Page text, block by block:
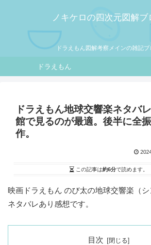
ノキケロの四次元図解ブ
ドラえもん図解考察メインの雑記ブ
ドラえもん
ドラえもん地球交響楽ネタバ
館で見るのが最適。後半に全
作。
この記事は約6分で読めます。
映画ドラえもん のび太の地球交響楽（
ネタバレあり感想です。
目次